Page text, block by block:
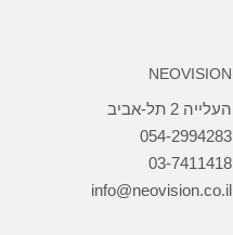
NEOVISION
העלייה 2 תל-אביב
054-2994283
03-7411418‏
info@neovision.co.il